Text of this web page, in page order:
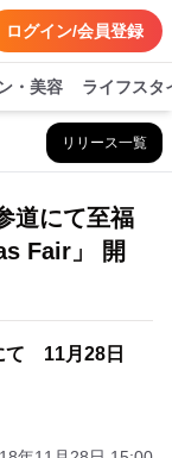
ログイン/会員登録
・美容 ライフスタ
リリース一覧
道にて至福
Fair」 開
て 11月28日